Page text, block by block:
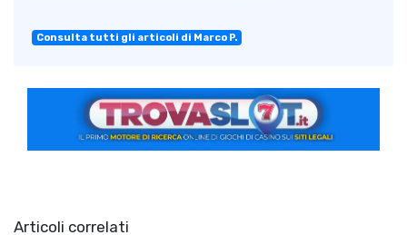
Consulta tutti gli articoli di Marco P.
Articoli correlati